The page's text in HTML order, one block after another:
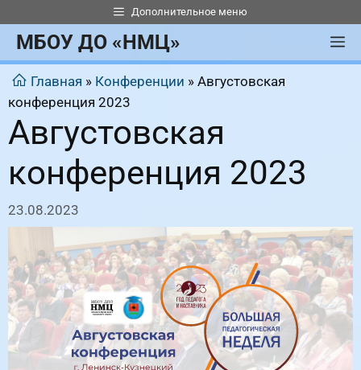
к
содержимому
Дополнительное меню
МБОУ ДО «НМЦ»
Главная » Конференции »Августовская
конференция 2023
Августовская
конференция 2023
23.08.2023